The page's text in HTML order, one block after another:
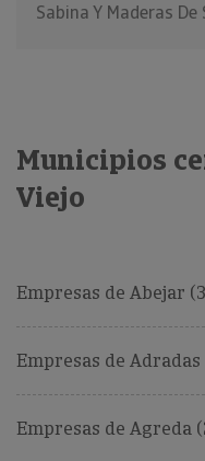
Sabina Y Maderas De
Municipios
Viejo
Empresas de Abejar
Empresas de Adradas
Empresas de Agreda